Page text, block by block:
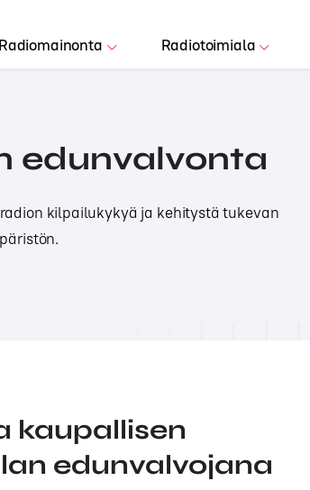
Radiomainonta Radiotoimiala
edunvalvonta
kilpailukykyä ja kehitystä tukevan
kaupallisen
edunvalvojana